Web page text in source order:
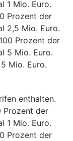
1 Mio. Euro.
Prozent der
2,5 Mio. Euro.
Prozent der
5 Mio. Euro.
Mio. Euro.
enthalten.
Prozent der
1 Mio. Euro.
Prozent der